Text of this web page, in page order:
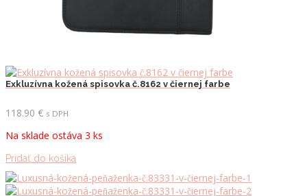
Exkluzívna kožená spisovka č.8162 v čiernej farbe
118.90 € s DPH
Na sklade ostáva 3 ks
Pridať do košíka